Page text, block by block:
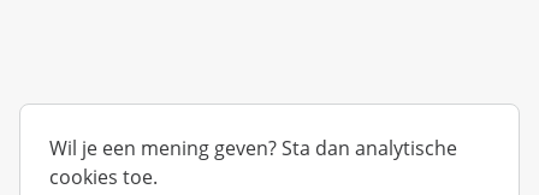
Wil je een mening geven? Sta dan analytische
cookies toe.